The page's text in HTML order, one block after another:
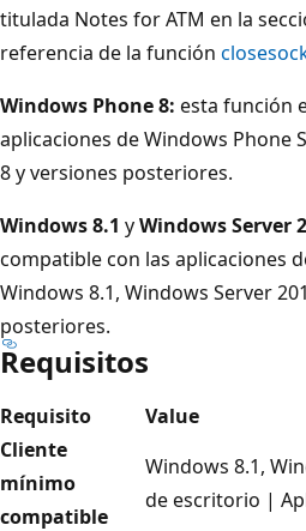
titulada Notes for ATM en la
referencia de la función
Windows Phone 8: esta función
aplicaciones de Windows Phone
8 y versiones posteriores.
Windows 8.1 yWindows Server
compatible con las aplicaciones
Windows 8.1, Windows Server
posteriores.
Requisitos
Requisito
Value
Cliente
mínimo
compatible
Windows 8.1,
de escritorio |